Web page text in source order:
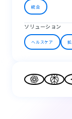
統合
ソリューション
ヘルスケア